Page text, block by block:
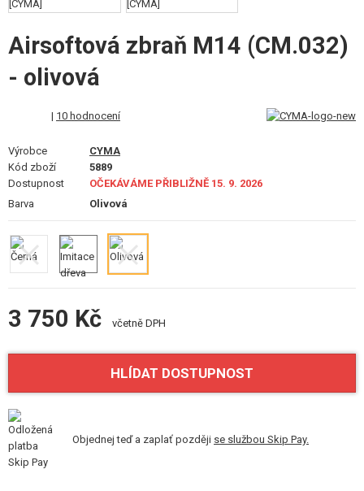
VÝSTROJ, UNIFORMY, POUZDRA
MASKOVÁNÍ, BARVY, PÁSKY
VYSÍLAČKY, HEADSETY, KAMERY
DOPLŇKY KE ZBRANÍM, POPRUHY
NÁHRADNÍ DÍLY, UPGRADE
SERVIS A ÚDRŽBA ZBRANÍ
TERČE, STŘELNICE
STAVEBNICE, MODELY
REKLAMNÍ PŘEDMĚTY
POŠKOZENÉ, POUŽITÉ ZBOŽÍ
Airsoftová zbraň M14 (CM.032)
- olivová
| 10 hodnocení
Výrobce
CYMA
Kód zboží
5889
Dostupnost
OČEKÁVÁME PŘIBLIŽNĚ 15. 9. 2026
Barva
Olivová
3 750 Kč včetně DPH
HLÍDAT DOSTUPNOST
Objednej teď a zaplať později se službou Skip Pay.